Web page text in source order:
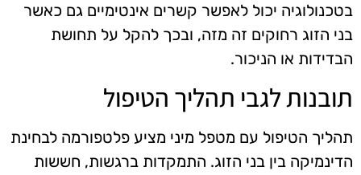
בטכנולוגיה יכול לאפשר קשרים אינטימיים גם כאשר
בני הזוג רחוקים זה מזה, ובכך להקל על תחושת
הבדידות או הניכור.
תובנות לגבי תהליך הטיפול
תהליך הטיפול עם מטפל מיני מציע פלטפורמה לבחינת
הדינמיקה בין בני הזוג. התמקדות ברגשות, חששות